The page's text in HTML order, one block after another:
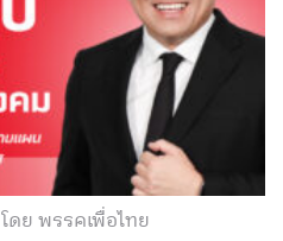
โดย พรรคเพื่อไทย